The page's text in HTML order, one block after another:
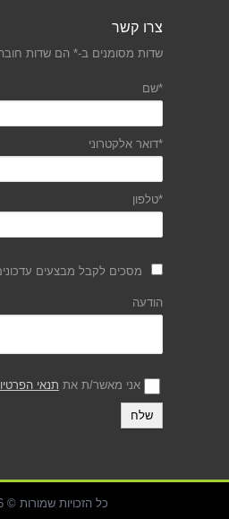
צרו קשר
שדות מסומנים ב-* הם שדות
*שם
*דואר אלקטרוני
*טלפון
מסכים לקבל מבצעים
הודעה
אני מאשר/ת את תנאי
כל הזכויות שמורות © 2026